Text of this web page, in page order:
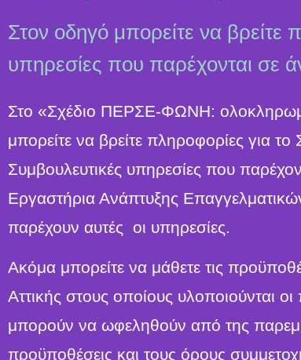
Στον οδηγό μπορείτε να βρείτε
υπηρεσίες που παρέχονται σε
Στο «Σχέδιο ΠΕΡΣΕ-ΦΩΝΗ:
μπορείτε να βρείτε πληροφορίες για
Συμβουλευτικές υπηρεσίες που
Εργαστήρια Ανάπτυξης
παρέχουν αυτές οι υπηρεσίες.
Ακόμα μπορείτε να μάθετε τις
Αττικής στους οποίους υλοποιούνται
μπορούν να ωφεληθούν από της
προϋποθέσεις και τους όρους